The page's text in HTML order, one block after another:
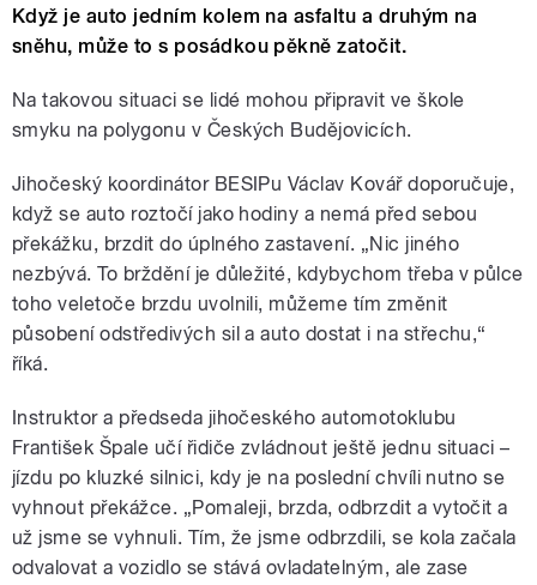
Když je auto jedním kolem na asfaltu a druhým na
sněhu, může to s posádkou pěkně zatočit.
Na takovou situaci se lidé mohou připravit ve škole
smyku na polygonu v Českých Budějovicích.
Jihočeský koordinátor BESIPu Václav Kovář doporučuje,
když se auto roztočí jako hodiny a nemá před sebou
překážku, brzdit do úplného zastavení. „Nic jiného
nezbývá. To brždění je důležité, kdybychom třeba v půlce
toho veletoče brzdu uvolnili, můžeme tím změnit
působení odstředivých sil a auto dostat i na střechu,“
říká.
Instruktor a předseda jihočeského automotoklubu
František Špale učí řidiče zvládnout ještě jednu situaci –
jízdu po kluzké silnici, kdy je na poslední chvíli nutno se
vyhnout překážce. „Pomaleji, brzda, odbrzdit a vytočit a
už jsme se vyhnuli. Tím, že jsme odbrzdili, se kola začala
odvalovat a vozidlo se stává ovladatelným, ale zase